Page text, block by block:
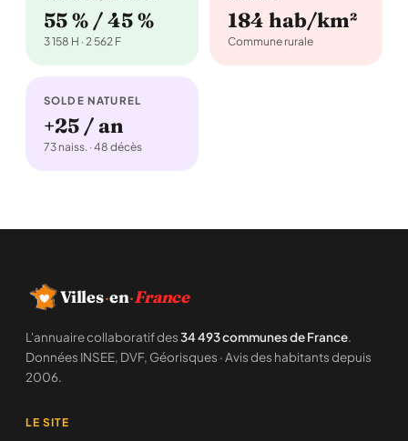
55 % / 45 %
3 158 H · 2 562 F
184 hab/km²
Commune rurale
SOLDE NATUREL
+25 / an
73 naiss. · 48 décès
Villes·en·France
L'annuaire collaboratif des34 493 communes de France.
Données INSEE, DVF, Géorisques · Avis des habitants depuis
2006.
LE SITE